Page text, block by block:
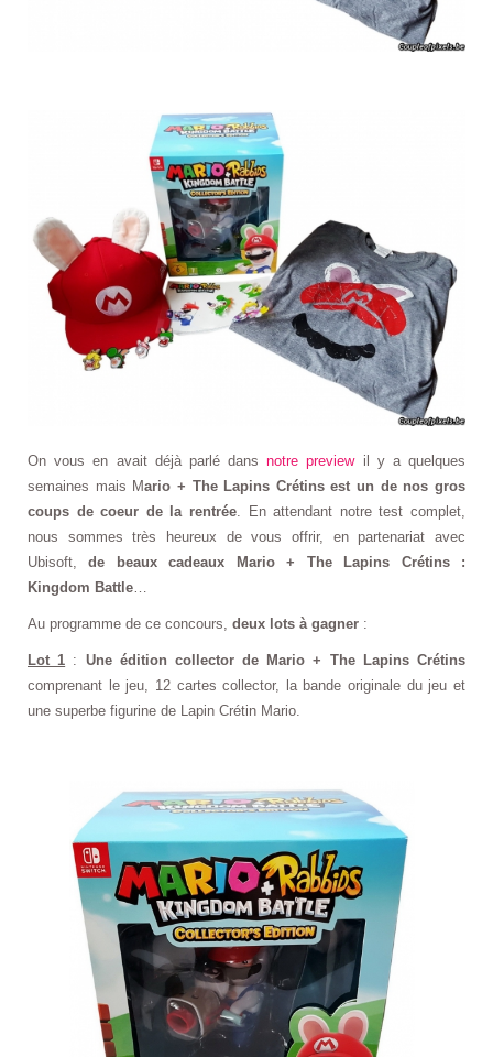
On vous en avait déjà parlé dansnotre previewil y a quelques
semaines mais Mario + The Lapins Crétins est un de nos gros
coups de coeur de la rentrée . En attendant notre test complet,
nous sommes très heureux de vous offrir, en partenariat avec
Ubisoft,de beaux cadeaux Mario + The Lapins Crétins :
Kingdom Battle
Au programme de ce concours, deux lots à gagner :
Lot 1 : Une édition collector de Mario + The Lapins Crétins
comprenant le jeu, 12 cartes collector, la bande originale du jeu et
une superbe figurine de Lapin Crétin Mario.